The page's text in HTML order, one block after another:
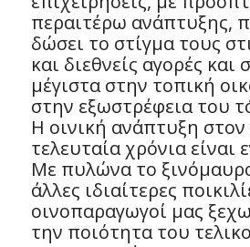
περαιτέρω ανάπτυξης,
δώσει το στίγμα τους
και διεθνείς αγορές
μέγιστα στην τοπική
στην εξωστρέφεια του
Η οινική ανάπτυξη
τελευταία χρόνια είναι
Με πυλώνα το
άλλες ιδιαίτερες
οινοπαραγωγοί μας
την ποιότητα του